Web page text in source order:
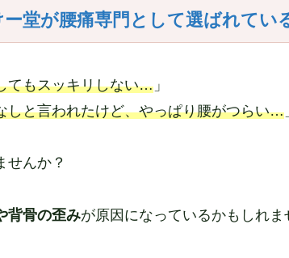
堂が腰痛専門として選ばれてい
てもスッキリしない… 」
しと言われたけど、やっぱり腰がつらい…
せんか？
背骨の歪みが原因になっているかもしれま